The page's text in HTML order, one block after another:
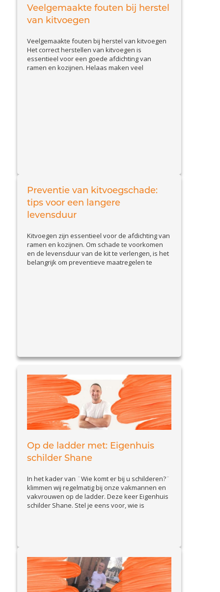
hoe u schade door slakken herkent en welke
effectieve...View Article
Veelgemaakte fouten bij herstel
van kitvoegen
Veelgemaakte fouten bij herstel van kitvoegen
Het correct herstellen van kitvoegen is
essentieel voor een goede afdichting van
ramen en kozijnen. Helaas maken veel
Preventie van kitvoegschade:
tips voor een langere
levensduur
Kitvoegen zijn essentieel voor de afdichting van
ramen en kozijnen. Om schade te voorkomen
en de levensduur van de kit te verlengen, is het
belangrijk om preventieve maatregelen te
Op de ladder met: Eigenhuis
schilder Shane
In het kader van ¨Wie komt er bij u schilderen?¨
klimmen wij regelmatig bij onze vakmannen en
vakvrouwen op de ladder. Deze keer Eigenhuis
schilder Shane. Stel je eens voor, wie is